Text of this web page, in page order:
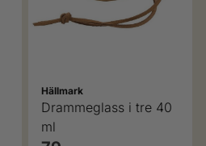
Hällmark
Drammeglass i tre 40
ml